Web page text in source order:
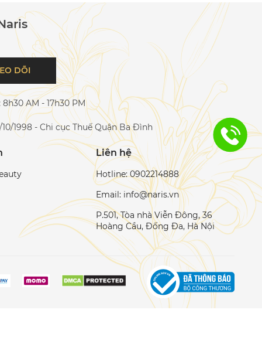
DÕI
AM - 17h30 PM
1998 - Chi cục Thuế Quận Ba Đình
Liên hệ
Hotline: 0902214888
Email: info@naris.vn
P.501, Tòa nhà Viễn Đông, 36
Hoàng Cầu, Đống Đa, Hà Nội